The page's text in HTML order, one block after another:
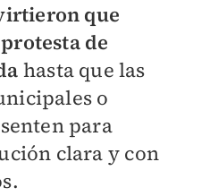
que
de
hasta que las
o
para
clara y con